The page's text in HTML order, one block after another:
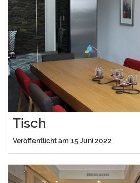
Tisch
Veröffentlicht am 15 Juni 2022